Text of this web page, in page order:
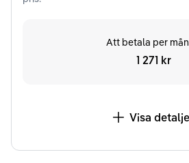
Att betala per
1 271 kr
Visa